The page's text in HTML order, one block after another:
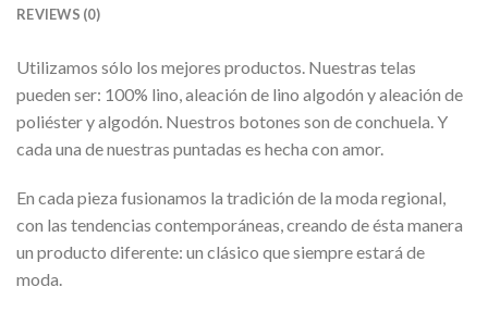
REVIEWS (0)
Utilizamos sólo los mejores productos. Nuestras telas
pueden ser: 100% lino, aleación de lino algodón y aleación de
poliéster y algodón. Nuestros botones son de conchuela. Y
cada una de nuestras puntadas es hecha con amor.
En cada pieza fusionamos la tradición de la moda regional,
con las tendencias contemporáneas, creando de ésta manera
un producto diferente: un clásico que siempre estará de
moda.